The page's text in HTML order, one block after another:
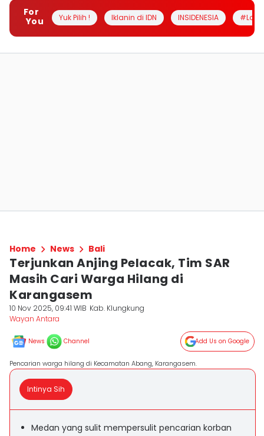
For
You
Yuk Pilih ! Iklanin di IDN INSIDENESIA
Home News Bali
Terjunkan Anjing Pelacak, Tim SAR
Masih Cari Warga Hilang di
Karangasem
10 Nov 2025, 09:41 WIB Kab. Klungkung
Wayan Antara
News Channel Add Us on Google
Pencarian warga hilang di Kecamatan Abang, Karangasem.
Intinya Sih
Medan yang sulit mempersulit pencarian korban